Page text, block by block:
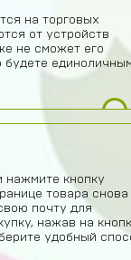
на торговых
от устройств
не сможет его
будете
нажмите кнопку
товара снова
почту для
нажав на
удобный